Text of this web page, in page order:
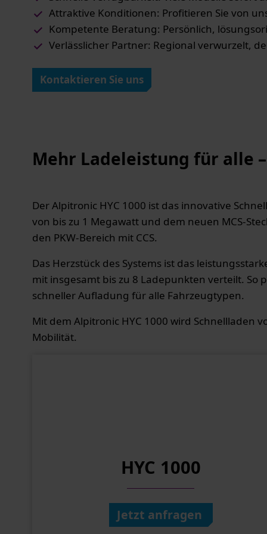
Attraktive Konditionen: Profitieren Sie von
Kompetente Beratung: Persönlich,
Verlässlicher Partner: Regional verwurzelt,
Kontaktieren Sie uns
Mehr Ladeleistung für alle
Der Alpitronic HYC 1000 ist das innovative
von bis zu 1 Megawatt und dem neuen MCS-
den PKW-Bereich mit CCS.
Das Herzstück des Systems ist das
mit insgesamt bis zu 8 Ladepunkten verteilt.
schneller Aufladung für alle Fahrzeugtypen.
Mit dem Alpitronic HYC 1000 wird Schnellladen
Mobilität.
HYC 1000
Jetzt anfragen